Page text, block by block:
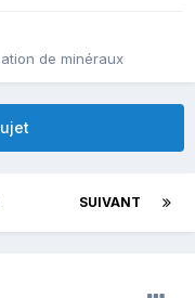
de minéraux
SUIVANT